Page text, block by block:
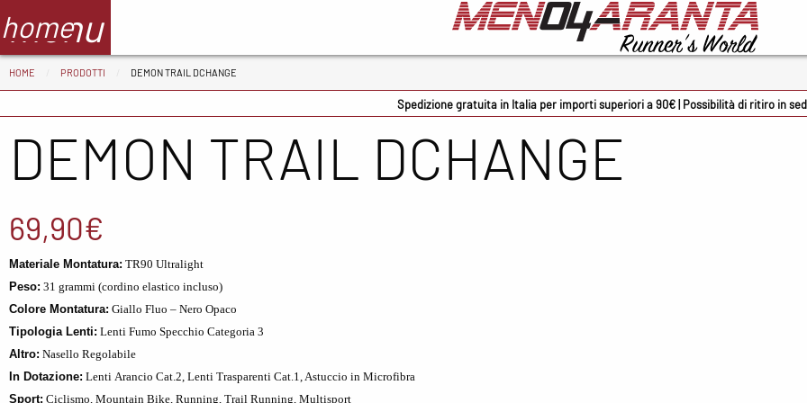
home
menu
HOME PRODOTTI DEMON TRAIL DCHANGE
Adidas
CMP
Columbia
Floky
Meno4aranta
Mizuno
New Balance
North Sails
ADIDAS
ASICS
Docksteps
Hoka
New Balance
Accessori
BV Sport
Demon occhiali
Noene solette
Marche
ADIDAS
ASICS
Spedizione gratuita in Italia per importi superiori a 90€ | Possibilità di ritiro in
DEMON TRAIL DCHANGE
69,90€
Materiale Montatura: TR90 Ultralight
Peso: 31 grammi (cordino elastico incluso)
Colore Montatura: Giallo Fluo – Nero Opaco
Tipologia Lenti: Lenti Fumo Specchio Categoria 3
Altro: Nasello Regolabile
In Dotazione: Lenti Arancio Cat.2, Lenti Trasparenti Cat.1, Astuccio in Microfibra
Sport: Ciclismo, Mountain Bike, Running, Trail Running, Multisport